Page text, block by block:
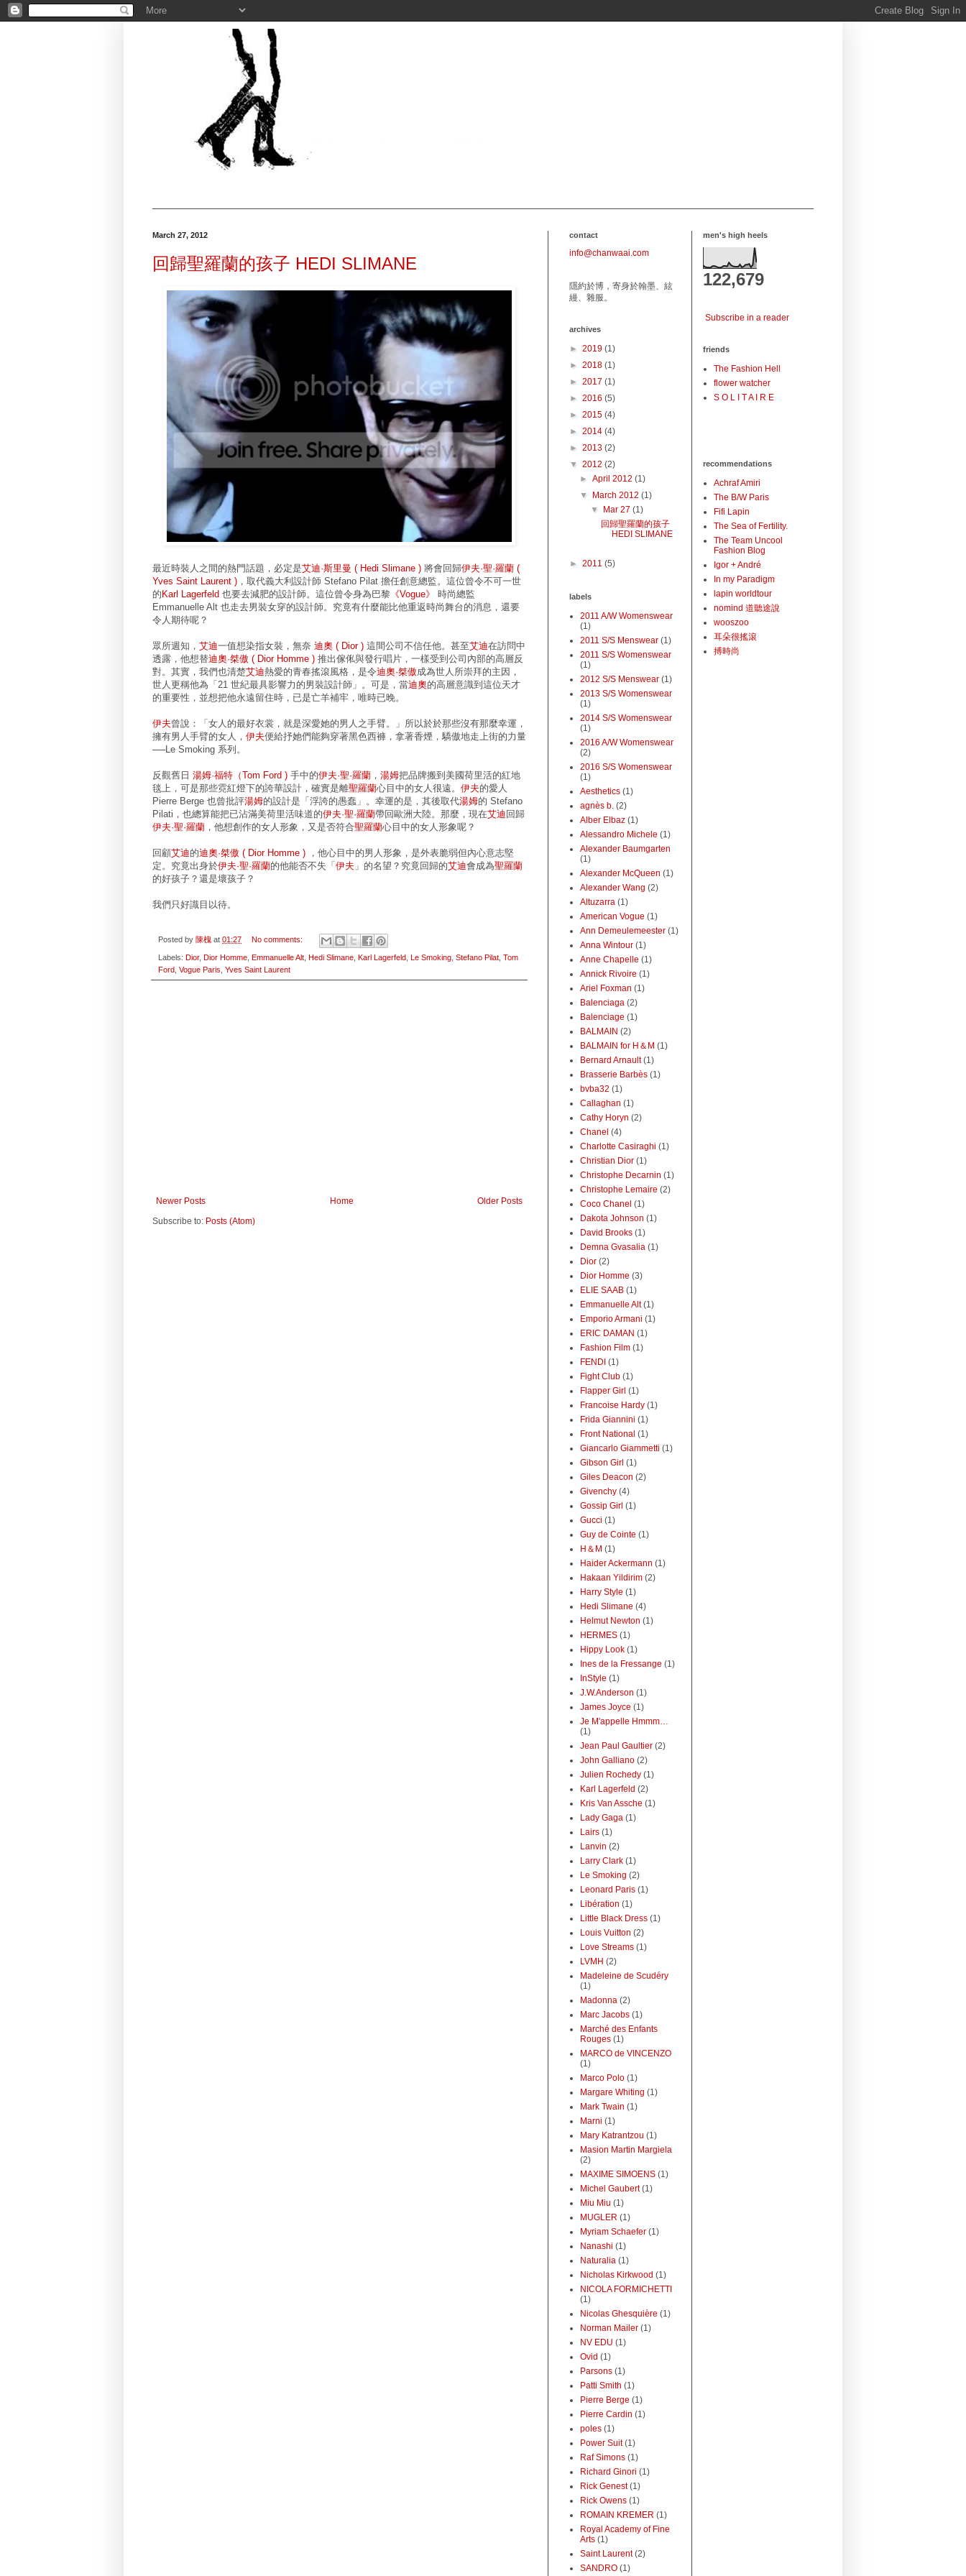
March 27, 2012
回歸聖羅蘭的孩子 HEDI SLIMANE
最近時裝人之間的熱門話題，必定是艾迪·斯里曼 ( Hedi Slimane ) 將會回歸伊夫·聖·羅蘭 (
Yves Saint Laurent ) ，取代義大利設計師 Stefano Pilat 擔任創意總監。這位曾令不可一世
的 Karl Lagerfeld 也要去減肥的設計師。這位曾令身為巴黎 《Vogue》 時尚總監
Emmanuelle Alt 也走去男裝女穿的設計師。究竟有什麼能比他重返時尚舞台的消息，還要
令人期待呢？
眾所週知， 艾迪一值想染指女裝，無奈 迪奧 ( Dior ) 這間公司不信任他。甚至艾迪在訪問中
透露，他想替迪奧·桀傲 ( Dior Homme ) 推出傢俬與發行唱片，一樣受到公司內部的高層反
對。其實，我們也清楚艾迪熱愛的青春搖滾風格，是令迪奧·桀傲成為世人所崇拜的主因，
世人更稱他為「21 世紀最具影響力的男裝設計師」。可是，當迪奧的高層意識到這位天才
的重要性，並想把他永遠留住時，已是亡羊補牢，唯時已晚。
伊夫曾說：「女人的最好衣裳，就是深愛她的男人之手臂。」所以於於那些沒有那麼幸運，
擁有男人手臂的女人， 伊夫便給抒她們能夠穿著黑色西褲，拿著香煙，驕傲地走上街的力量
──Le Smoking 系列。
反觀舊日 湯姆·福特（Tom Ford ) 手中的伊夫·聖·羅蘭 ， 湯姆把品牌搬到美國荷里活的紅地
毯上，可是那些霓紅燈下的誇華設計，確實是離聖羅蘭心目中的女人很遠。 伊夫的愛人
Pierre Berge 也曾批評湯姆的設計是「浮誇的愚蠢」。幸運的是，其後取代湯姆的 Stefano
Pilati，也總算能把已沾滿美荷里活味道的伊夫·聖·羅蘭帶回歐洲大陸。那麼，現在艾迪 回歸
伊夫·聖·羅蘭 ，他想創作的女人形象，又是否符合聖羅蘭心目中的女人形象呢？
回顧艾迪的迪奧·桀傲 ( Dior Homme ) ，他心目中的男人形象，是外表脆弱但內心意志堅
定。究竟出身於伊夫·聖·羅蘭的他能否不失「 伊夫 」的名望？究竟回歸的艾迪會成為聖羅蘭
的好孩子？還是壞孩子？
我們只好識目以待。
Posted by 陳槐 at 01:27 No comments:
Labels: Dior, Dior Homme Emmanuelle Alt Hedi Slimane Karl Lagerfeld Le Smoking Stefano Pilat Tom
Ford Vogue Paris Yves Saint Laurent
Newer Posts Older Posts
Home
Subscribe to: Posts (Atom)
contact
info@chanwaai.com
隱約於博，寄身於翰墨、絃
縵、雜服。
archives
► 2019 (1)
► 2018 (1)
► 2017 (1)
► 2016 (5)
► 2015 (4)
► 2014 (4)
► 2013 (2)
▼ 2012 (2)
►April 2012(1)
▼
March 2012(1)
▼
Mar 27 (1)
回歸聖羅蘭的孩子
HEDI SLIMANE
► 2011 (5)
labels
2011 A/W Womenswear
(1)
2011 S/S Menswear (1)
2011 S/S Womenswear
(1)
2012 S/S Menswear (1)
2013 S/S Womenswear
(1)
2014 S/S Womenswear
(1)
2016 A/W Womenswear
(2)
2016 S/S Womenswear
(1)
Aesthetics (1)
agnès b. (2)
Alber Elbaz (1)
Alessandro Michele (1)
Alexander Baumgarten
(1)
Alexander McQueen (1)
Alexander Wang (2)
Altuzarra (1)
American Vogue (1)
Ann Demeulemeester (1)
Anna Wintour (1)
Anne Chapelle (1)
Annick Rivoire (1)
Ariel Foxman (1)
Balenciaga (2)
Balenciage (1)
BALMAIN (2)
BALMAIN for H＆M (1)
Bernard Arnault (1)
Brasserie Barbès (1)
bvba32 (1)
Callaghan (1)
Cathy Horyn (2)
Chanel (4)
Charlotte Casiraghi (1)
Christian Dior (1)
Christophe Decarnin (1)
Christophe Lemaire (2)
Coco Chanel (1)
Dakota Johnson (1)
David Brooks (1)
Demna Gvasalia (1)
Dior (2)
Dior Homme (3)
ELIE SAAB (1)
Emmanuelle Alt (1)
Emporio Armani (1)
ERIC DAMAN (1)
Fashion Film (1)
FENDI (1)
Fight Club (1)
Flapper Girl (1)
Francoise Hardy (1)
Frida Giannini (1)
Front National (1)
Giancarlo Giammetti (1)
Gibson Girl (1)
Giles Deacon (2)
Givenchy (4)
Gossip Girl (1)
Gucci (1)
Guy de Cointe (1)
H＆M (1)
Haider Ackermann (1)
Hakaan Yildirim (2)
Harry Style (1)
Hedi Slimane (4)
Helmut Newton (1)
HERMES (1)
Hippy Look (1)
Ines de la Fressange (1)
InStyle (1)
J.W.Anderson (1)
James Joyce (1)
Je M'appelle Hmmm…
(1)
Jean Paul Gaultier (2)
John Galliano (2)
Julien Rochedy (1)
Karl Lagerfeld (2)
Kris Van Assche (1)
Lady Gaga (1)
Lairs (1)
Lanvin (2)
Larry Clark (1)
Le Smoking (2)
Leonard Paris (1)
Libération (1)
Little Black Dress (1)
Louis Vuitton (2)
Love Streams (1)
LVMH (2)
Madeleine de Scudéry
(1)
Madonna (2)
Marc Jacobs (1)
Marché des Enfants
Rouges (1)
MARCO de VINCENZO
(1)
Marco Polo (1)
Margare Whiting (1)
Mark Twain (1)
Marni (1)
Mary Katrantzou (1)
Masion Martin Margiela
(2)
MAXIME SIMOENS (1)
Michel Gaubert (1)
Miu Miu (1)
MUGLER (1)
Myriam Schaefer (1)
Nanashi (1)
Naturalia (1)
Nicholas Kirkwood (1)
NICOLA FORMICHETTI
(1)
Nicolas Ghesquière (1)
Norman Mailer (1)
NV EDU (1)
Ovid (1)
Parsons (1)
Patti Smith (1)
Pierre Berge (1)
Pierre Cardin (1)
poles (1)
Power Suit (1)
Raf Simons (1)
Richard Ginori (1)
Rick Genest (1)
Rick Owens (1)
ROMAIN KREMER (1)
Royal Academy of Fine
Arts (1)
Saint Laurent (2)
SANDRO (1)
men's high heels
122,679
Subscribe in a reader
friends
The Fashion Hell
flower watcher
S O L I T A I R E
recommendations
Achraf Amiri
The B/W Paris
Fifi Lapin
The Sea of Fertility.
The Team Uncool
Fashion Blog
Igor + André
In my Paradigm
lapin worldtour
nomind 道聽途說
wooszoo
耳朵很搖滾
搏時尚